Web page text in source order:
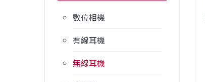
數位相機
有線耳機
無線耳機